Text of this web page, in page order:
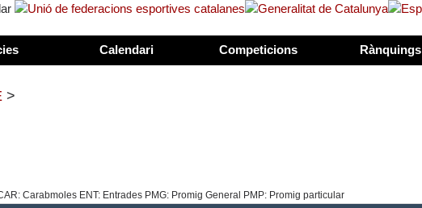
Calendari Competicions Rànquings
>
Carabmoles ENT: Entrades PMG: Promig General PMP: Promig particular